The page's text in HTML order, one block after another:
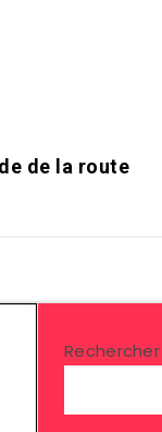
de la route
Rechercher